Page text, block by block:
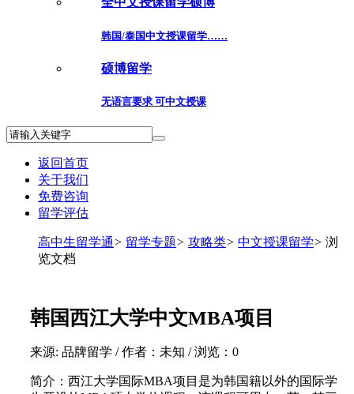
韩国/泰国中文授课留学……
硕博留学
无语言要求 可中文授课
返回首页
关于我们
免费咨询
留学评估
高中生留学通> 留学专题> 攻略类> 中文授课留学> 浏
览文档
韩国西江大学中文MBA项目
来源: 品牌留学 / 作者：未知 / 浏览： 0
简介：西江大学国际MBA项目是为韩国籍以外的国际学